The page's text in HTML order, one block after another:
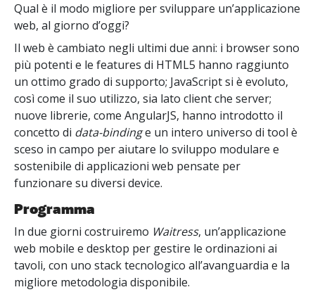
Qual è il modo migliore per sviluppare un’applicazione
web, al giorno d’oggi?
Il web è cambiato negli ultimi due anni: i browser sono
più potenti e le features di HTML5 hanno raggiunto
un ottimo grado di supporto; JavaScript si è evoluto,
così come il suo utilizzo, sia lato client che server;
nuove librerie, come AngularJS, hanno introdotto il
concetto di data-bindinge un intero universo di tool è
sceso in campo per aiutare lo sviluppo modulare e
sostenibile di applicazioni web pensate per
funzionare su diversi device.
Programma
In due giorni costruiremo Waitress, un’applicazione
web mobile e desktop per gestire le ordinazioni ai
tavoli, con uno stack tecnologico all’avanguardia e la
migliore metodologia disponibile.